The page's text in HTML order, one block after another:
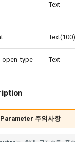
Text
Text(100)
Text
Parameter 주의사항